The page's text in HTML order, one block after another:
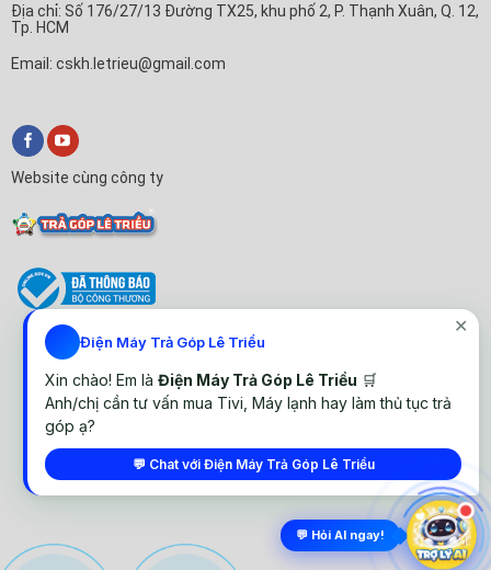
Địa chỉ: Số 176/27/13 Đường TX25, khu phố 2, P. Thạnh Xuân, Q. 12,
Tp. HCM
Email: cskh.letrieu@gmail.com
Website cùng công ty
© All rights reserved. Thiết kế website Điện Máy Lê Triều
✕
Điện Máy Trả Góp Lê Triều
Xin chào! Em là Điện Máy Trả Góp Lê Triều 🛒
Anh/chị cần tư vấn mua Tivi, Máy lạnh hay làm thủ tục trả
góp ạ?
💬 Chat với Điện Máy Trả Góp Lê Triều
💬 Hỏi AI ngay!